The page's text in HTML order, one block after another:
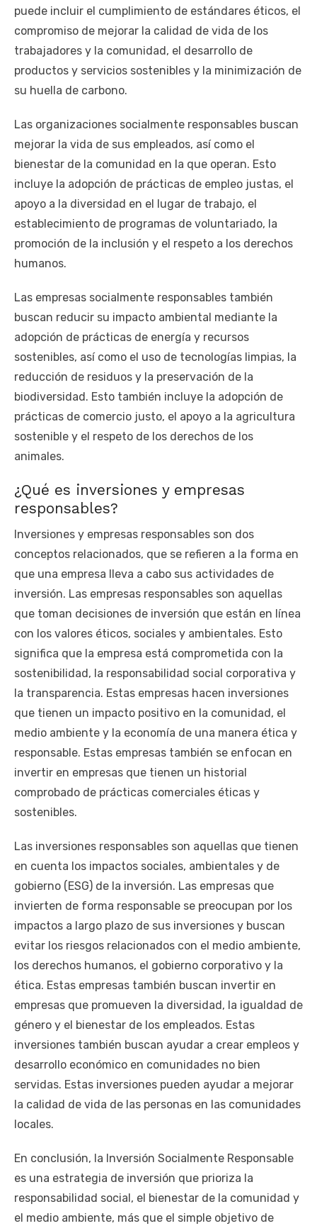
puede incluir el cumplimiento de estándares éticos, el
compromiso de mejorar la calidad de vida de los
trabajadores y la comunidad, el desarrollo de
productos y servicios sostenibles y la minimización de
su huella de carbono.
Las organizaciones socialmente responsables buscan
mejorar la vida de sus empleados, así como el
bienestar de la comunidad en la que operan. Esto
incluye la adopción de prácticas de empleo justas, el
apoyo a la diversidad en el lugar de trabajo, el
establecimiento de programas de voluntariado, la
promoción de la inclusión y el respeto a los derechos
humanos.
Las empresas socialmente responsables también
buscan reducir su impacto ambiental mediante la
adopción de prácticas de energía y recursos
sostenibles, así como el uso de tecnologías limpias, la
reducción de residuos y la preservación de la
biodiversidad. Esto también incluye la adopción de
prácticas de comercio justo, el apoyo a la agricultura
sostenible y el respeto de los derechos de los
animales.
¿Qué es inversiones y empresas
responsables?
Inversiones y empresas responsables son dos
conceptos relacionados, que se refieren a la forma en
que una empresa lleva a cabo sus actividades de
inversión. Las empresas responsables son aquellas
que toman decisiones de inversión que están en línea
con los valores éticos, sociales y ambientales. Esto
significa que la empresa está comprometida con la
sostenibilidad, la responsabilidad social corporativa y
la transparencia. Estas empresas hacen inversiones
que tienen un impacto positivo en la comunidad, el
medio ambiente y la economía de una manera ética y
responsable. Estas empresas también se enfocan en
invertir en empresas que tienen un historial
comprobado de prácticas comerciales éticas y
sostenibles.
Las inversiones responsables son aquellas que tienen
en cuenta los impactos sociales, ambientales y de
gobierno (ESG) de la inversión. Las empresas que
invierten de forma responsable se preocupan por los
impactos a largo plazo de sus inversiones y buscan
evitar los riesgos relacionados con el medio ambiente,
los derechos humanos, el gobierno corporativo y la
ética. Estas empresas también buscan invertir en
empresas que promueven la diversidad, la igualdad de
género y el bienestar de los empleados. Estas
inversiones también buscan ayudar a crear empleos y
desarrollo económico en comunidades no bien
servidas. Estas inversiones pueden ayudar a mejorar
la calidad de vida de las personas en las comunidades
locales.
En conclusión, la Inversión Socialmente Responsable
es una estrategia de inversión que prioriza la
responsabilidad social, el bienestar de la comunidad y
el medio ambiente, más que el simple objetivo de